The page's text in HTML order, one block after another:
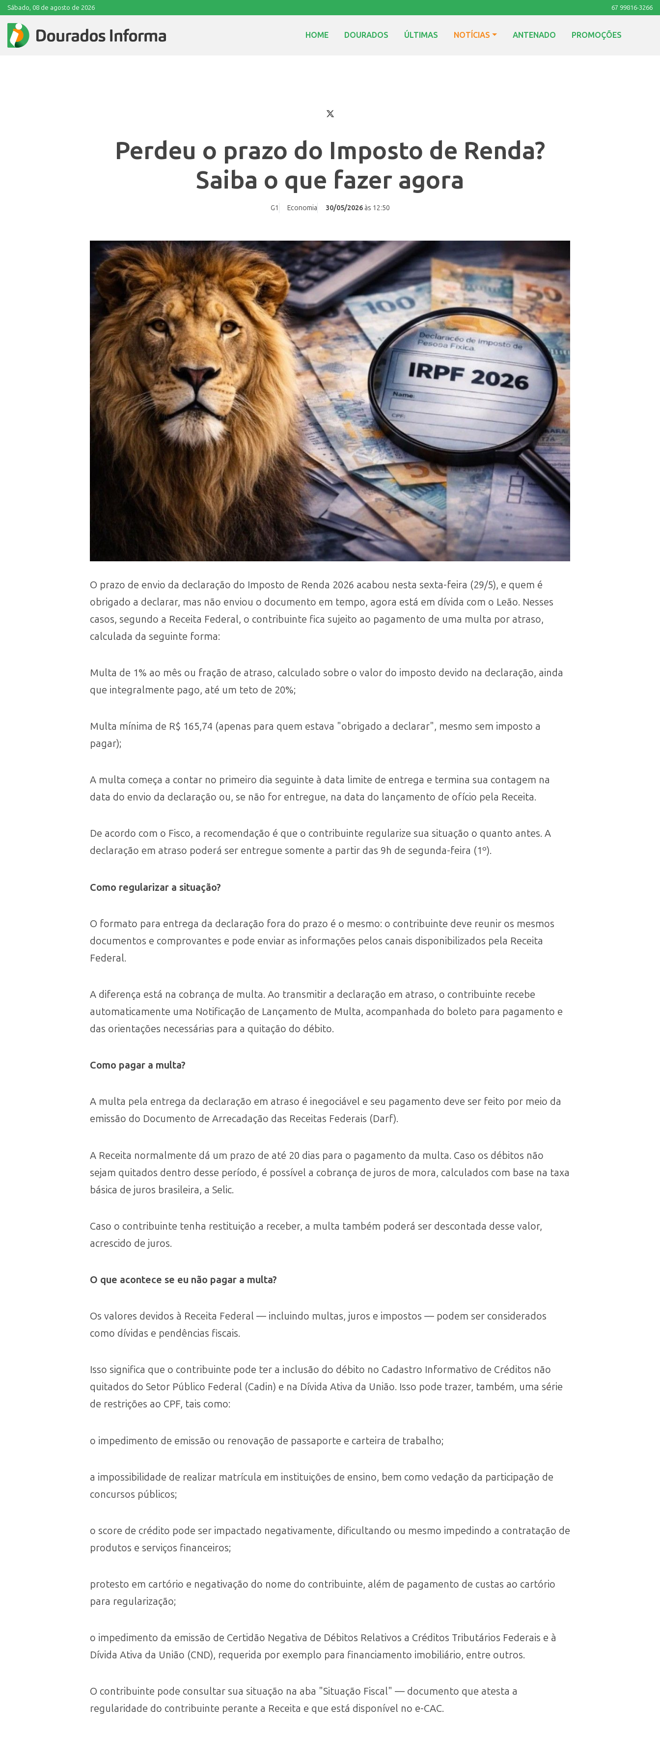
Sábado, 08 de agosto de 2026 67 99816-3266
HOME DOURADOS ÚLTIMAS NOTÍCIAS ANTENADO PROMOÇÕES
Perdeu o prazo do Imposto de Renda?
Saiba o que fazer agora
G1 Economia 30/05/2026às 12:50
O prazo de envio da declaração do Imposto de Renda 2026 acabou nesta sexta-feira (29/5), e quem é
obrigado a declarar, mas não enviou o documento em tempo, agora está em dívida com o Leão. Nesses
casos, segundo a Receita Federal, o contribuinte fica sujeito ao pagamento de uma multa por atraso,
calculada da seguinte forma:
Multa de 1% ao mês ou fração de atraso, calculado sobre o valor do imposto devido na declaração, ainda
que integralmente pago, até um teto de 20%;
Multa mínima de R$ 165,74 (apenas para quem estava "obrigado a declarar", mesmo sem imposto a
pagar);
A multa começa a contar no primeiro dia seguinte à data limite de entrega e termina sua contagem na
data do envio da declaração ou, se não for entregue, na data do lançamento de ofício pela Receita.
De acordo com o Fisco, a recomendação é que o contribuinte regularize sua situação o quanto antes. A
declaração em atraso poderá ser entregue somente a partir das 9h de segunda-feira (1º).
Como regularizar a situação?
O formato para entrega da declaração fora do prazo é o mesmo: o contribuinte deve reunir os mesmos
documentos e comprovantes e pode enviar as informações pelos canais disponibilizados pela Receita
Federal.
A diferença está na cobrança de multa. Ao transmitir a declaração em atraso, o contribuinte recebe
automaticamente uma Notificação de Lançamento de Multa, acompanhada do boleto para pagamento e
das orientações necessárias para a quitação do débito.
Como pagar a multa?
A multa pela entrega da declaração em atraso é inegociável e seu pagamento deve ser feito por meio da
emissão do Documento de Arrecadação das Receitas Federais (Darf).
A Receita normalmente dá um prazo de até 20 dias para o pagamento da multa. Caso os débitos não
sejam quitados dentro desse período, é possível a cobrança de juros de mora, calculados com base na taxa
básica de juros brasileira, a Selic.
Caso o contribuinte tenha restituição a receber, a multa também poderá ser descontada desse valor,
acrescido de juros.
O que acontece se eu não pagar a multa?
Os valores devidos à Receita Federal — incluindo multas, juros e impostos — podem ser considerados
como dívidas e pendências fiscais.
Isso significa que o contribuinte pode ter a inclusão do débito no Cadastro Informativo de Créditos não
quitados do Setor Público Federal (Cadin) e na Dívida Ativa da União. Isso pode trazer, também, uma série
de restrições ao CPF, tais como:
o impedimento de emissão ou renovação de passaporte e carteira de trabalho;
a impossibilidade de realizar matrícula em instituições de ensino, bem como vedação da participação de
concursos públicos;
o score de crédito pode ser impactado negativamente, dificultando ou mesmo impedindo a contratação de
produtos e serviços financeiros;
protesto em cartório e negativação do nome do contribuinte, além de pagamento de custas ao cartório
para regularização;
o impedimento da emissão de Certidão Negativa de Débitos Relativos a Créditos Tributários Federais e à
Dívida Ativa da União (CND), requerida por exemplo para financiamento imobiliário, entre outros.
O contribuinte pode consultar sua situação na aba "Situação Fiscal" — documento que atesta a
regularidade do contribuinte perante a Receita e que está disponível no e-CAC.